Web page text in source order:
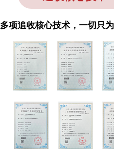
多项追收核心技术，一切只